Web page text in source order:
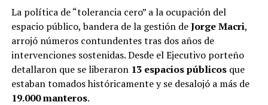
La política de “tolerancia cero” a la ocupación del
espacio público, bandera de la gestión deJorge Macri,
arrojó números contundentes tras dos años de
intervenciones sostenidas. Desde el Ejecutivo porteño
detallaron que se liberaron 13 espacios públicosque
estaban tomados históricamente y se desalojó a más de
19.000 manteros.